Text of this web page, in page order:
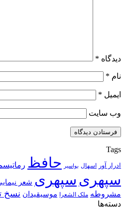
دیدگاه *
نام *
ایمیل *
وب‌ سایت
Tags
ادرار آور اسهال بواسیر حافظ
سپهری سپهری شعر
مشروطه ملک الشعرا موسیقیدان نسخ
دسته‌ها